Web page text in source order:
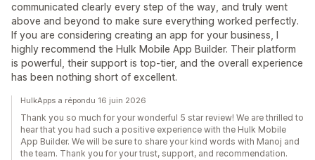
communicated clearly every step of the way, and truly went
above and beyond to make sure everything worked perfectly.
If you are considering creating an app for your business, I
highly recommend the Hulk Mobile App Builder. Their platform
is powerful, their support is top-tier, and the overall experience
has been nothing short of excellent.
HulkApps a répondu 16 juin 2026
Thank you so much for your wonderful 5 star review! We are thrilled to
hear that you had such a positive experience with the Hulk Mobile
App Builder. We will be sure to share your kind words with Manoj and
the team. Thank you for your trust, support, and recommendation.